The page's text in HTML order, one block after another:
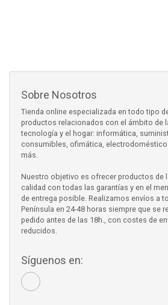
Sobre Nosotros
Tienda online especializada en todo tipo
productos relacionados con el ámbito de
tecnología y el hogar: informática,
consumibles, ofimática,
más.
Nuestro objetivo es ofrecer productos de
calidad con todas las garantías y en el
de entrega posible. Realizamos envíos a
Península en 24-48 horas siempre que se
pedido antes de las 18h., con costes de
reducidos.
Síguenos en: